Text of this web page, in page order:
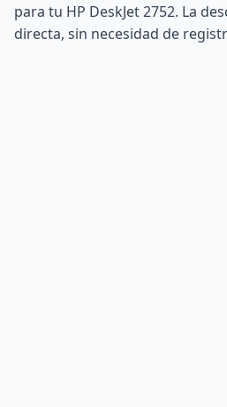
para tu HP DeskJet 2752. La
directa, sin necesidad de